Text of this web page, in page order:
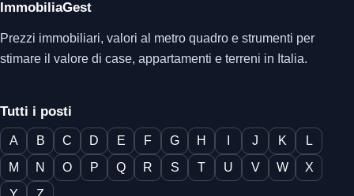
ImmobiliaGest
Prezzi immobiliari, valori al metro quadro e strumenti per
stimare il valore di case, appartamenti e terreni in Italia.
Tutti i posti
A B C D E F G H J K
L
M
N O P Q R S T U V W
X